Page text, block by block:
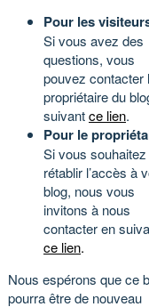
Pour les
Si vous avez des
questions, vous
pouvez contacter
propriétaire du
suivantce lien.
Pour le
Si vous souhaitez
rétablir l’accès à
blog, nous vous
invitons à nous
contacter en
ce lien.
Nous espérons que ce
pourra être de nouveau